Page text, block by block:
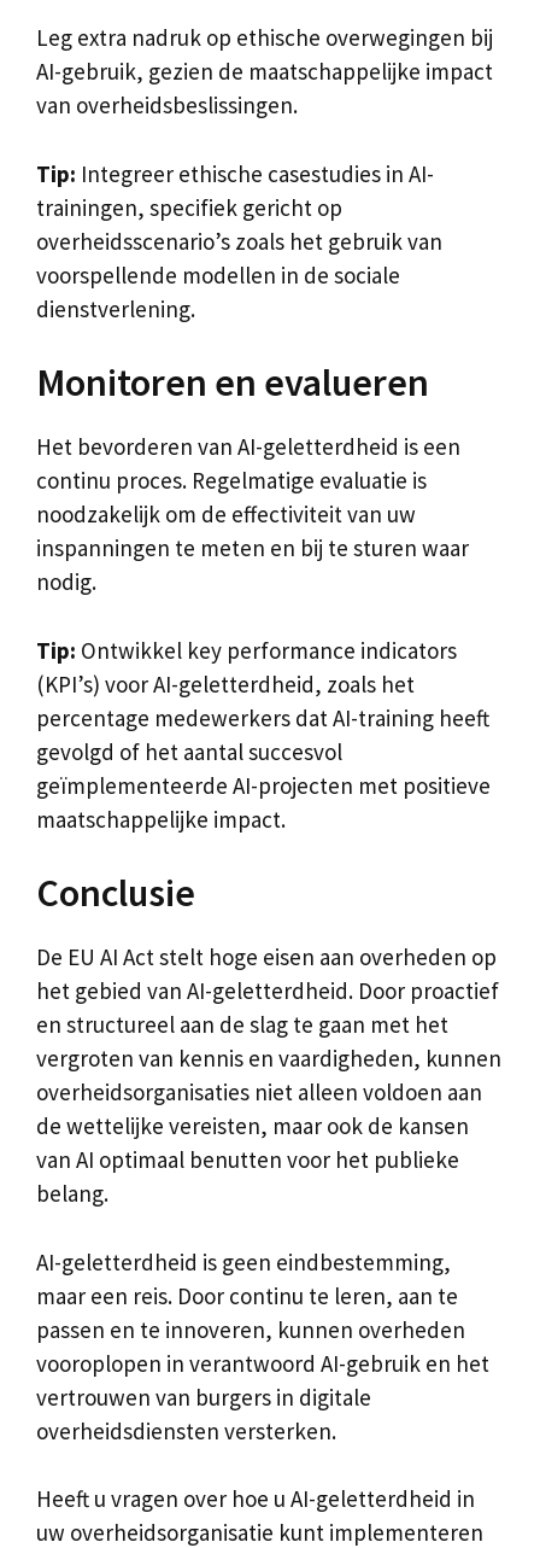
Leg extra nadruk op ethische overwegingen bij
AI-gebruik, gezien de maatschappelijke impact
van overheidsbeslissingen.
Tip: Integreer ethische casestudies in AI-
trainingen, specifiek gericht op
overheidsscenario’s zoals het gebruik van
voorspellende modellen in de sociale
dienstverlening.
Monitoren en evalueren
Het bevorderen van AI-geletterdheid is een
continu proces. Regelmatige evaluatie is
noodzakelijk om de effectiviteit van uw
inspanningen te meten en bij te sturen waar
nodig.
Tip: Ontwikkel key performance indicators
(KPI’s) voor AI-geletterdheid, zoals het
percentage medewerkers dat AI-training heeft
gevolgd of het aantal succesvol
geïmplementeerde AI-projecten met positieve
maatschappelijke impact.
Conclusie
De EU AI Act stelt hoge eisen aan overheden op
het gebied van AI-geletterdheid. Door proactief
en structureel aan de slag te gaan met het
vergroten van kennis en vaardigheden, kunnen
overheidsorganisaties niet alleen voldoen aan
de wettelijke vereisten, maar ook de kansen
van AI optimaal benutten voor het publieke
belang.
AI-geletterdheid is geen eindbestemming,
maar een reis. Door continu te leren, aan te
passen en te innoveren, kunnen overheden
vooroplopen in verantwoord AI-gebruik en het
vertrouwen van burgers in digitale
overheidsdiensten versterken.
Heeft u vragen over hoe u AI-geletterdheid in
uw overheidsorganisatie kunt implementeren